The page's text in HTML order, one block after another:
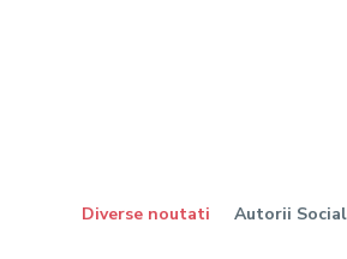
Diverse noutati Autorii